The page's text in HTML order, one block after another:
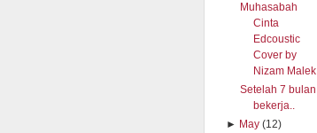
Muhasabah
Cinta
Edcoustic
Cover by
Nizam Malek
Setelah 7 bulan
bekerja..
► May (12)